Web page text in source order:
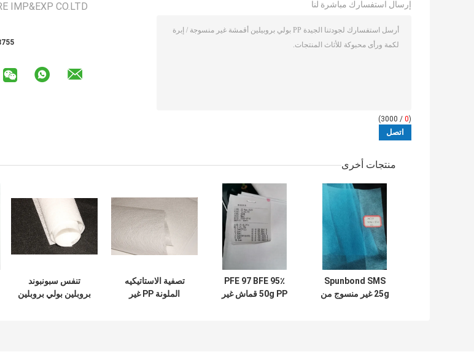
IMP&EXP CO.LTD إرسال استفسارك مباشرة لنا
(
0
/ 3000)
منتجات أخرى
Spunbond SMS
25g غير منسوج من
PFE 97 BFE 95٪
50g PP قماش غير
تصفية الاستاتيكيه
الملونة PP غير
تنفس سبونبوند
بروبلين بولي بروبلين